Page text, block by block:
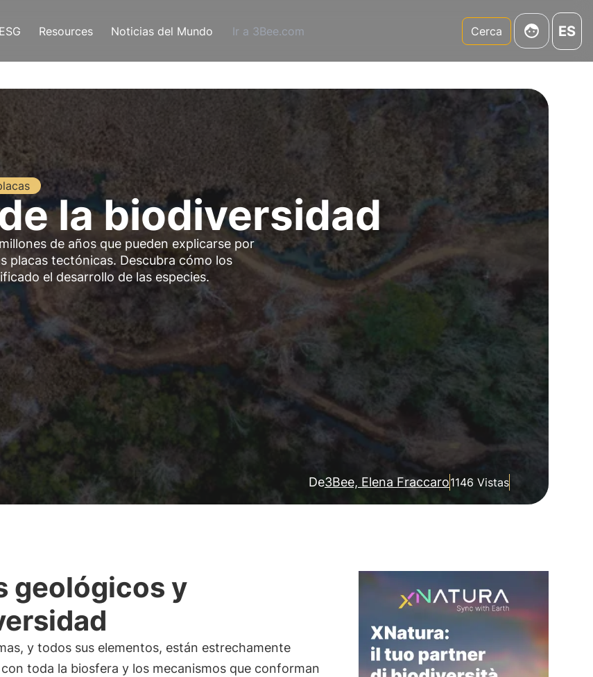
ESG Resources Noticias del Mundo Ir a 3Bee.com Cerca ES
la biodiversidad
de años que pueden explicarse por
placas tectónicas. Descubra cómo los
el desarrollo de las especies.
De3Bee, Elena Fraccaro1146 Vistas
geológicos y
y todos sus elementos, están estrechamente
toda la biosfera y los mecanismos que conforman